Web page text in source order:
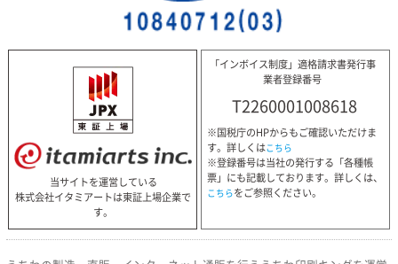
当サイトを運営している
株式会社イタミアートは東証上場企業で
す。
「インボイス制度」適格請求書発行事
業者登録番号
T2260001008618
※国税庁のHPからもご確認いただけま
す。詳しくはこちら
※登録番号は当社の発行する「各種帳
票」にも記載しております。詳しくは、
こちらをご参照ください。